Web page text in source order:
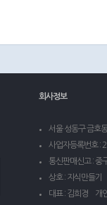
회사정보
서울 성동구 금호
사업자등록번호 :
통신판매신고 : 중
상호 : 지식만들기
대표 : 김희경 개